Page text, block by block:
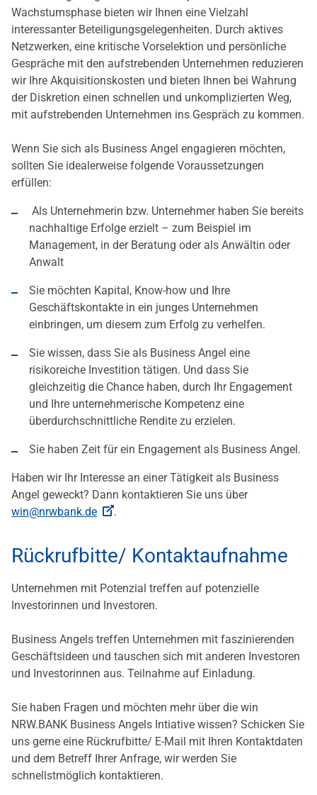
Wachstumsphase bieten wir Ihnen eine Vielzahl
interessanter Beteiligungsgelegenheiten. Durch aktives
Netzwerken, eine kritische Vorselektion und persönliche
Gespräche mit den aufstrebenden Unternehmen reduzieren
wir Ihre Akquisitionskosten und bieten Ihnen bei Wahrung
der Diskretion einen schnellen und unkomplizierten Weg,
mit aufstrebenden Unternehmen ins Gespräch zu kommen.
Wenn Sie sich als Business Angel engagieren möchten,
sollten Sie idealerweise folgende Voraussetzungen
erfüllen:
Als Unternehmerin bzw. Unternehmer haben Sie bereits
nachhaltige Erfolge erzielt – zum Beispiel im
Management, in der Beratung oder als Anwältin oder
Anwalt
Sie möchten Kapital, Know-how und Ihre
Geschäftskontakte in ein junges Unternehmen
einbringen, um diesem zum Erfolg zu verhelfen.
Sie wissen, dass Sie als Business Angel eine
risikoreiche Investition tätigen. Und dass Sie
gleichzeitig die Chance haben, durch Ihr Engagement
und Ihre unternehmerische Kompetenz eine
überdurchschnittliche Rendite zu erzielen.
Sie haben Zeit für ein Engagement als Business Angel.
Haben wir Ihr Interesse an einer Tätigkeit als Business
Angel geweckt? Dann kontaktieren Sie uns über
win@nrwbank.de
.
Rückrufbitte/ Kontaktaufnahme
Unternehmen mit Potenzial treffen auf potenzielle
Investorinnen und Investoren.
Business Angels treffen Unternehmen mit faszinierenden
Geschäftsideen und tauschen sich mit anderen Investoren
und Investorinnen aus. Teilnahme auf Einladung.
Sie haben Fragen und möchten mehr über die win
NRW.BANK Business Angels Intiative wissen? Schicken Sie
uns gerne eine Rückrufbitte/ E-Mail mit Ihren Kontaktdaten
und dem Betreff Ihrer Anfrage, wir werden Sie
schnellstmöglich kontaktieren.